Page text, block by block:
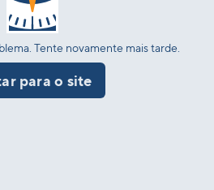
Tente novamente mais tarde.
para o site